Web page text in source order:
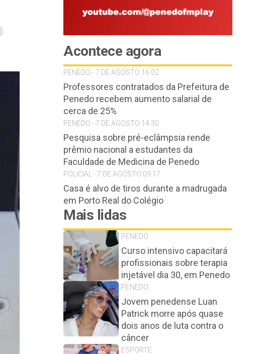
Acontece agora
PENEDO - 7 DE AGOSTO 16:02
Professores contratados da Prefeitura de
Penedo recebem aumento salarial de
cerca de 25%
PENEDO - 7 DE AGOSTO 14:30
Pesquisa sobre pré-eclâmpsia rende
prêmio nacional a estudantes da
Faculdade de Medicina de Penedo
POLICIAL - 7 DE AGOSTO 09:17
Casa é alvo de tiros durante a madrugada
em Porto Real do Colégio
Mais lidas
PENEDO
Curso intensivo capacitará
profissionais sobre terapia
injetável dia 30, em Penedo
PENEDO
Jovem penedense Luan
Patrick morre após quase
dois anos de luta contra o
câncer
ESPORTE